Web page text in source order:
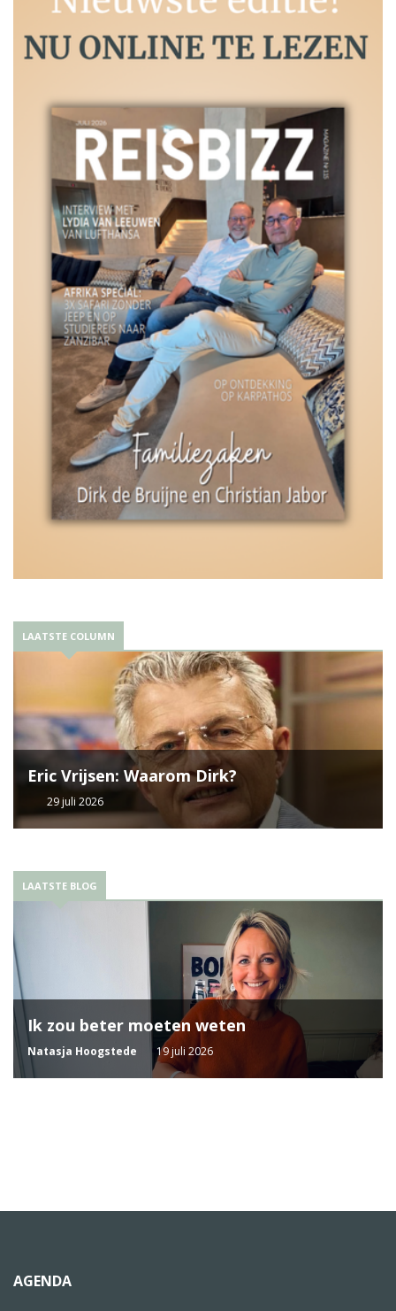
LAATSTE COLUMN
Eric Vrijsen: Waarom Dirk?
29 juli 2026
LAATSTE BLOG
Ik zou beter moeten weten
Natasja Hoogstede 19 juli 2026
AGENDA